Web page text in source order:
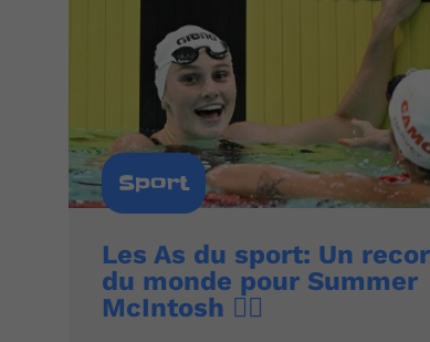
Sport
Les As du sport: Un
du monde pour Summer
McIntosh 🏊‍♀️